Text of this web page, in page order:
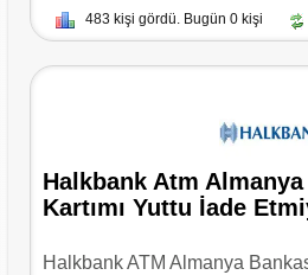
483 kişi gördü. Bugün 0 kişi
Halkbank Atm Almanya
Kartımı Yuttu İade
Halkbank ATM Almanya